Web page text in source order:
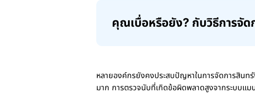
คุณเบื่อหรือยัง? กับวิธีการจั
หลายองค์กรยังคงประสบปัญหาในการจัดการสินทรั
มาก การตรวจนับที่เกิดข้อผิดพลาดสูงจากระบบแ